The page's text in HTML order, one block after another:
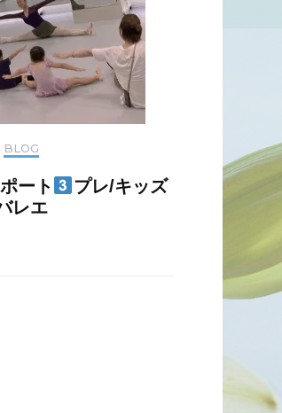
BLOG
ート
プレ/キッズ
レエ